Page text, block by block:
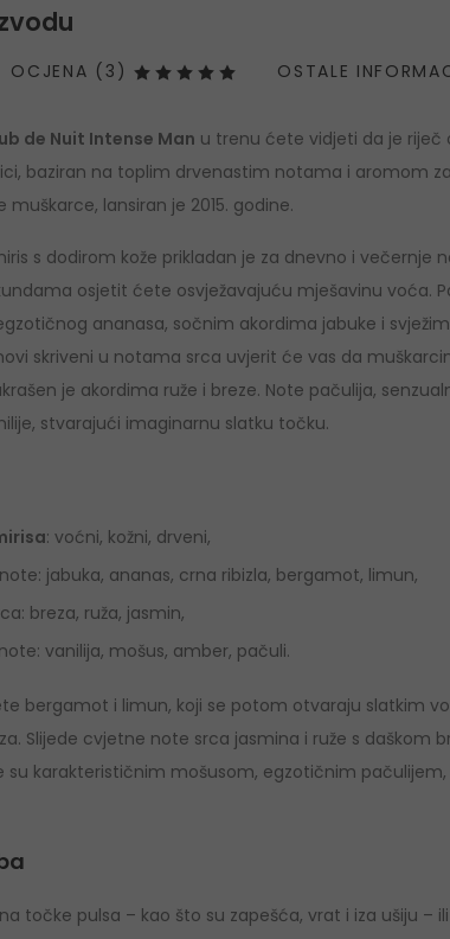
de Nuit Intense Man u trenu ćete vidjeti da je riječ
baziran na toplim drvenastim notama i aromom
muškarce, lansiran je 2015. godine.
s dodirom kože prikladan je za dnevno i večernje
osjetit ćete osvježavajuću mješavinu voća.
ananasa, sočnim akordima jabuke i
skriveni u notama srca uvjerit će vas da
je akordima ruže i breze. Note pačulija,
stvarajući imaginarnu slatku točku.
: voćni, kožni, drveni,
jabuka, ananas, crna ribizla, bergamot, limun,
breza, ruža, jasmin,
vanilija, mošus, amber, pačuli.
bergamot i limun, koji se potom otvaraju slatkim
Slijede cvjetne note srca jasmina i ruže s daškom
su karakterističnim mošusom, egzotičnim
točke pulsa – kao što su zapešća, vrat i iza ušiju –
OCJENA (3) OSTALE